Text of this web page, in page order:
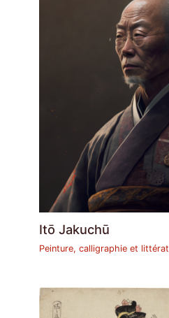
Itō Jakuchū
Peinture, calligraphie et